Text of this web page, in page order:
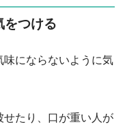
をつける
にならないように気
たり、口が重い人が